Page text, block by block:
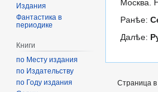
Москва.
Ранѣе:
Далѣе:
Издания
Фантастика в
периодике
Книги
по Месту издания
по Издательству
по Году издания
Страница в